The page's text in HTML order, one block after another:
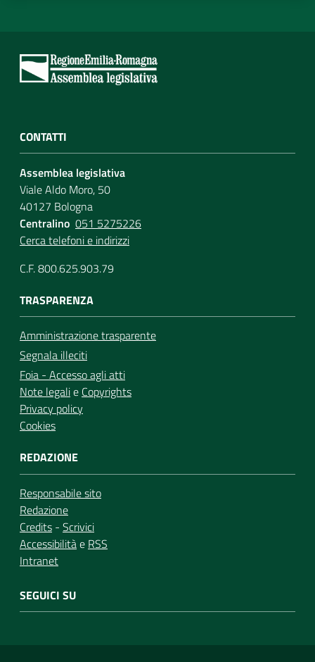
CONTATTI
Assemblea legislativa
Viale Aldo Moro, 50
40127 Bologna
Centralino 051 5275226
Cerca telefoni e indirizzi
C.F. 800.625.903.79
TRASPARENZA
Amministrazione trasparente
Segnala illeciti
Foia - Accesso agli atti
Note legalie Copyrights
Privacy policy
Cookies
REDAZIONE
Responsabile sito
Redazione
Credits - Scrivici
Accessibilitàe RSS
Intranet
SEGUICI SU